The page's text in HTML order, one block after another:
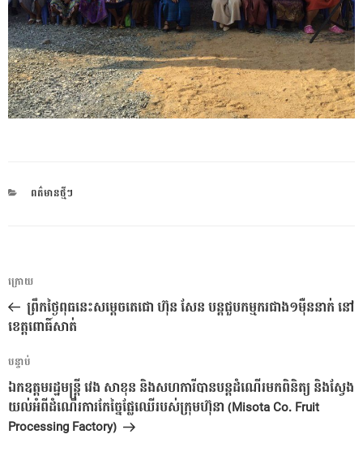
CATEGORIES
ពត៌មានថ្មីៗ
ការ​
នាំទិស​
ប្រកាស
អត្ថបទ
មុន
ក្រោយ
ព្រឹកថ្ងៃពុធនេះសម្តេចតេជោ ហ៊ុន សែន បន្តជួបកម្មករជាង១ម៉ឺននាក់ នៅ
ខេត្តពោធិ៍សាត់
អត្ថបទ
បន្ទាប់
បន្ទាប់
ឯកឧត្តមរដ្ឋមន្ត្រី វេង សាខុន និងសហការីបានបន្តដំណើរមកពិនិត្យ និងស្វែង
យល់អំពីដំណើរការកែច្នៃផ្លែឈើរបស់ក្រុមហ៊ុនា (Misota Co. Fruit
Processing Factory)